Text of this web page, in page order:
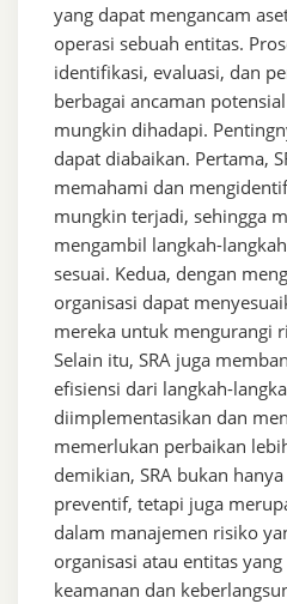
yang dapat mengancam
operasi sebuah entitas.
identifikasi, evaluasi, dan
berbagai ancaman
mungkin dihadapi.
dapat diabaikan. Pertama,
memahami dan
mungkin terjadi, sehingga
mengambil langkah-
sesuai. Kedua, dengan
organisasi dapat
mereka untuk mengurangi
Selain itu, SRA juga
efisiensi dari langkah-
diimplementasikan dan
memerlukan perbaikan
demikian, SRA bukan
preventif, tetapi juga
dalam manajemen risiko
organisasi atau entitas
keamanan dan